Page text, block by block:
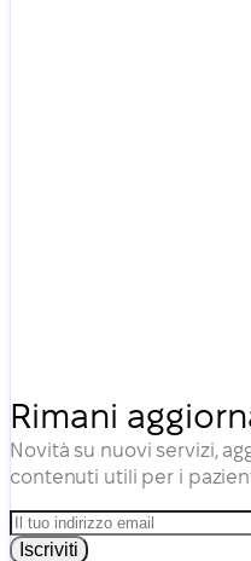
Rimani
Novità su nuovi servizi,
contenuti utili per i
Iscriviti